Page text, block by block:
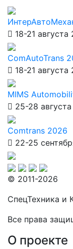
18-21 августа
ComAutoTrans
18-21 августа
MIMS
25-28
Comtrans 2026
22-25
© 2011-2026
СпецТехника и
Все права
О проекте